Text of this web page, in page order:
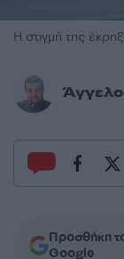
Η στιγμή της
Προσθήκη
Google